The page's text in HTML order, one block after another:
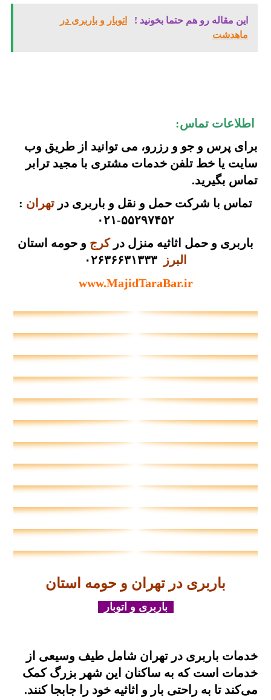
این مقاله رو هم حتما بخونید !
اتوبار و باربری در
ماهدشت
اطلاعات تماس:
برای پرس و جو و رزرو، می توانید از طریق وب
سایت یاخط تلفن خدمات مشتری با مجید ترابر
تماس بگیرید.
تماس با شرکت حمل و نقل و باربری در تهران :
۵۵۲۹۷۴۵۲-۰۲۱
باربری و حمل اثاثیه منزل درکرج و حومه استان
البرز
۰۲۶۳۶۶۳۱۳۳۳
www.MajidTaraBar.ir
باربری در تهران و حومه استان
باربری و اتوبار
خدمات باربری در تهران شامل طیف وسیعی از
خدمات است که به ساکنان این شهر بزرگ کمک
می‌کند تا به راحتی بار و اثاثیه خود را جابجا کنند.